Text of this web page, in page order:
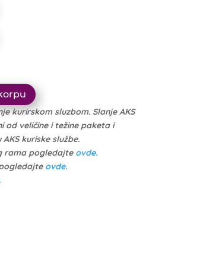
kurirskom sluzbom. Slanje AKS
od veličine i težine paketa i
kuriske službe.
rama pogledajte ovde.
ovde.